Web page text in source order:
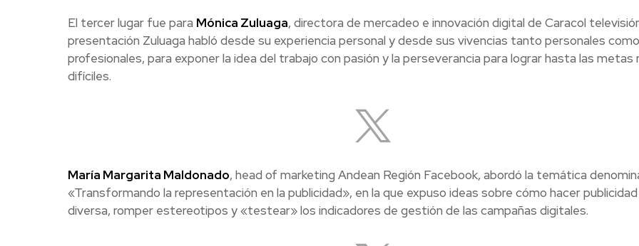
El tercer lugar fue para Mónica Zuluaga, directora de mercadeo e innovación digital de Caracol
presentación Zuluaga habló desde su experiencia personal y desde sus vivencias tanto personales como
profesionales, para exponer la idea del trabajo con pasión y la perseverancia para lograr hasta las metas
difíciles.
María Margarita Maldonado, head of marketing Andean Región Facebook, abordó la temática
«Transformando la representación en la publicidad», en la que expuso ideas sobre cómo hacer publicidad
diversa, romper estereotipos y «testear» los indicadores de gestión de las campañas digitales.